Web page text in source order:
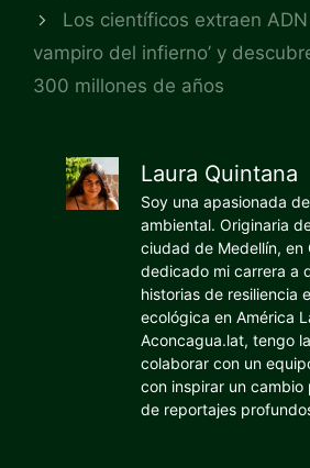
Los científicos extraen ADN
vampiro del infierno’ y
300 millones de años
Laura Quintana
Soy una apasionada
ambiental. Originaria
ciudad de Medellín, en
dedicado mi carrera a
historias de resiliencia
ecológica en América
Aconcagua.lat, tengo
colaborar con un
con inspirar un
de reportajes